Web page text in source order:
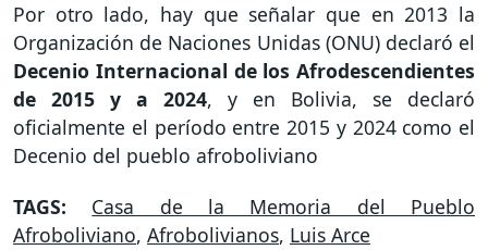
Por otro lado, hay que señalar que en 2013 la
Organización de Naciones Unidas (ONU) declaró el
Decenio Internacional de los Afrodescendientes
de 2015 y a 2024, y en Bolivia, se declaró
oficialmente el período entre 2015 y 2024 como el
Decenio del pueblo afroboliviano
TAGS: Casa de la Memoria del Pueblo
Afroboliviano, Afrobolivianos, Luis Arce